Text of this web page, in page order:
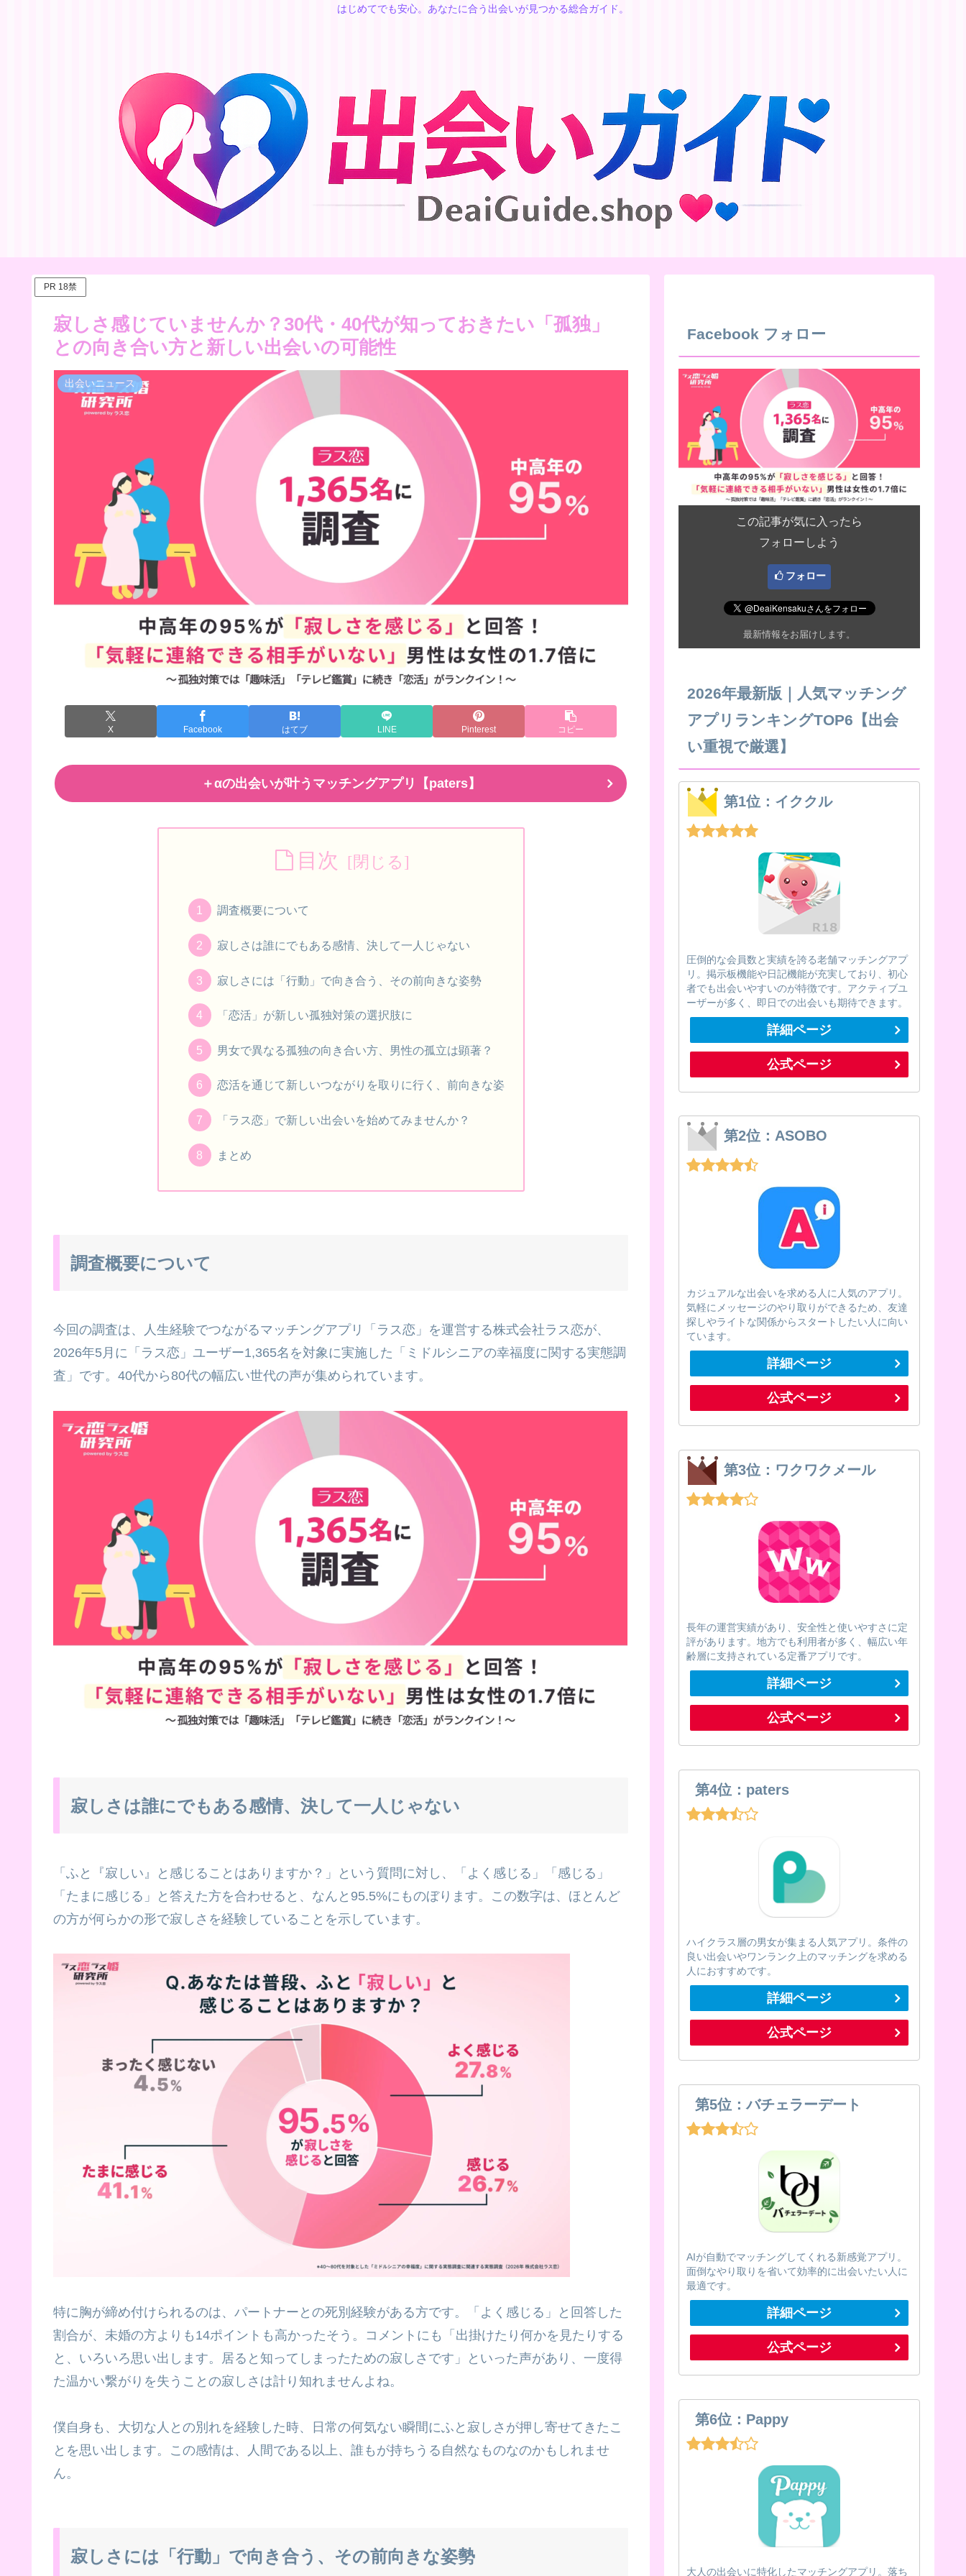
はじめてでも安心。あなたに合う出会いが見つかる総合ガイド。
PR 18禁
寂しさ感じていませんか？30代・40代が知っておきたい「孤独」
との向き合い方と新しい出会いの可能性
出会いニュース
X Facebook はてブ LINE Pinterest コピー
＋αの出会いが叶うマッチングアプリ【paters】
目次
調査概要について
寂しさは誰にでもある感情、決して一人じゃない
寂しさには「行動」で向き合う、その前向きな姿勢
「恋活」が新しい孤独対策の選択肢に
男女で異なる孤独の向き合い方、男性の孤立は顕著？
恋活を通じて新しいつながりを取りに行く、前向きな姿
「ラス恋」で新しい出会いを始めてみませんか？
まとめ
調査概要について
今回の調査は、人生経験でつながるマッチングアプリ「ラス恋」を運営する株式会社ラス恋が、
2026年5月に「ラス恋」ユーザー1,365名を対象に実施した「ミドルシニアの幸福度に関する実態調
査」です。40代から80代の幅広い世代の声が集められています。
寂しさは誰にでもある感情、決して一人じゃない
「ふと『寂しい』と感じることはありますか？」という質問に対し、「よく感じる」「感じる」
「たまに感じる」と答えた方を合わせると、なんと95.5%にものぼります。この数字は、ほとんど
の方が何らかの形で寂しさを経験していることを示しています。
特に胸が締め付けられるのは、パートナーとの死別経験がある方です。「よく感じる」と回答した
割合が、未婚の方よりも14ポイントも高かったそう。コメントにも「出掛けたり何かを見たりする
と、いろいろ思い出します。居ると知ってしまったための寂しさです」といった声があり、一度得
た温かい繋がりを失うことの寂しさは計り知れませんよね。
僕自身も、大切な人との別れを経験した時、日常の何気ない瞬間にふと寂しさが押し寄せてきたこ
とを思い出します。この感情は、人間である以上、誰もが持ちうる自然なものなのかもしれませ
ん。
寂しさには「行動」で向き合う、その前向きな姿勢
Facebook フォロー
この記事が気に入ったら
フォローしよう
フォロー
最新情報をお届けします。
2026年最新版｜人気マッチング
アプリランキングTOP6【出会
い重視で厳選】
第1位：イククル
圧倒的な会員数と実績を誇る老舗マッチングアプ
リ。掲示板機能や日記機能が充実しており、初心
者でも出会いやすいのが特徴です。アクティブユ
ーザーが多く、即日での出会いも期待できます。
詳細ページ
公式ページ
第2位：ASOBO
カジュアルな出会いを求める人に人気のアプリ。
気軽にメッセージのやり取りができるため、友達
探しやライトな関係からスタートしたい人に向い
ています。
詳細ページ
公式ページ
第3位：ワクワクメール
長年の運営実績があり、安全性と使いやすさに定
評があります。地方でも利用者が多く、幅広い年
齢層に支持されている定番アプリです。
詳細ページ
公式ページ
第4位：paters
ハイクラス層の男女が集まる人気アプリ。条件の
良い出会いやワンランク上のマッチングを求める
人におすすめです。
詳細ページ
公式ページ
第5位：バチェラーデート
AIが自動でマッチングしてくれる新感覚アプリ。
面倒なやり取りを省いて効率的に出会いたい人に
最適です。
詳細ページ
公式ページ
第6位：Pappy
大人の出会いに特化したマッチングアプリ。落ち